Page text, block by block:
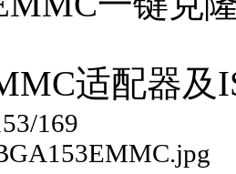
适配器及
169